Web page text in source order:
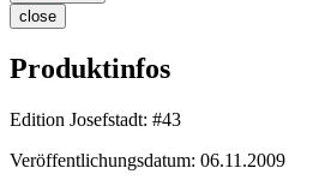
close
Produktinfos
Edition Josefstadt: #43
Veröffentlichungsdatum: 06.11.2009